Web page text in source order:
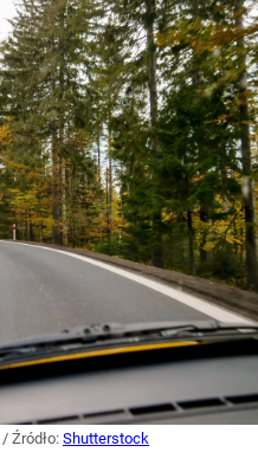
/ Źródło: Shutterstock